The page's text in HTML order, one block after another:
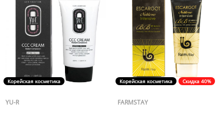
Корейская косметика
YU-R
Корейская косметика Скидка 40%
FARMSTAY